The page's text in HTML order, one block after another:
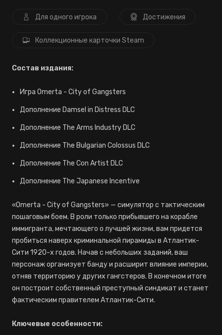
Для одного игрока Достижения
Коллекционные карточки Steam
Состав издания:
Игра Omerta - City of Gangsters
Дополнение Damsel in Distress DLC
Дополнение The Arms Industry DLC
Дополнение The Bulgarian Colossus DLC
Дополнение The Con Artist DLC
Дополнение The Japanese Incentive
«Omerta - City of Gangsters» — симулятор с тактическим
пошаговым боем. В роли только прибывшего на корабле
иммигранта, мечтающего о лучшей жизни, вам придется
пробиться наверх криминальной пирамиды в Атлантик-
Сити 1920-х годов. Начав с небольших заданий, ваш
персонаж организует банду и расширит влияние империи,
отняв территорию у других гангстеров. В конечном итоге
он построит собственный преступный синдикат и станет
фактическим правителем Атлантик-Сити.
Ключевые особенности: